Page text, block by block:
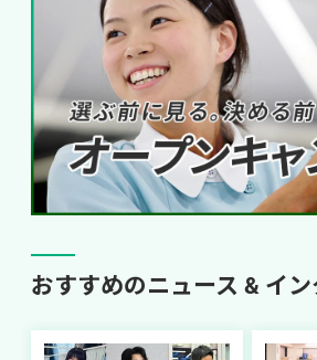
おすすめのニュース & イ